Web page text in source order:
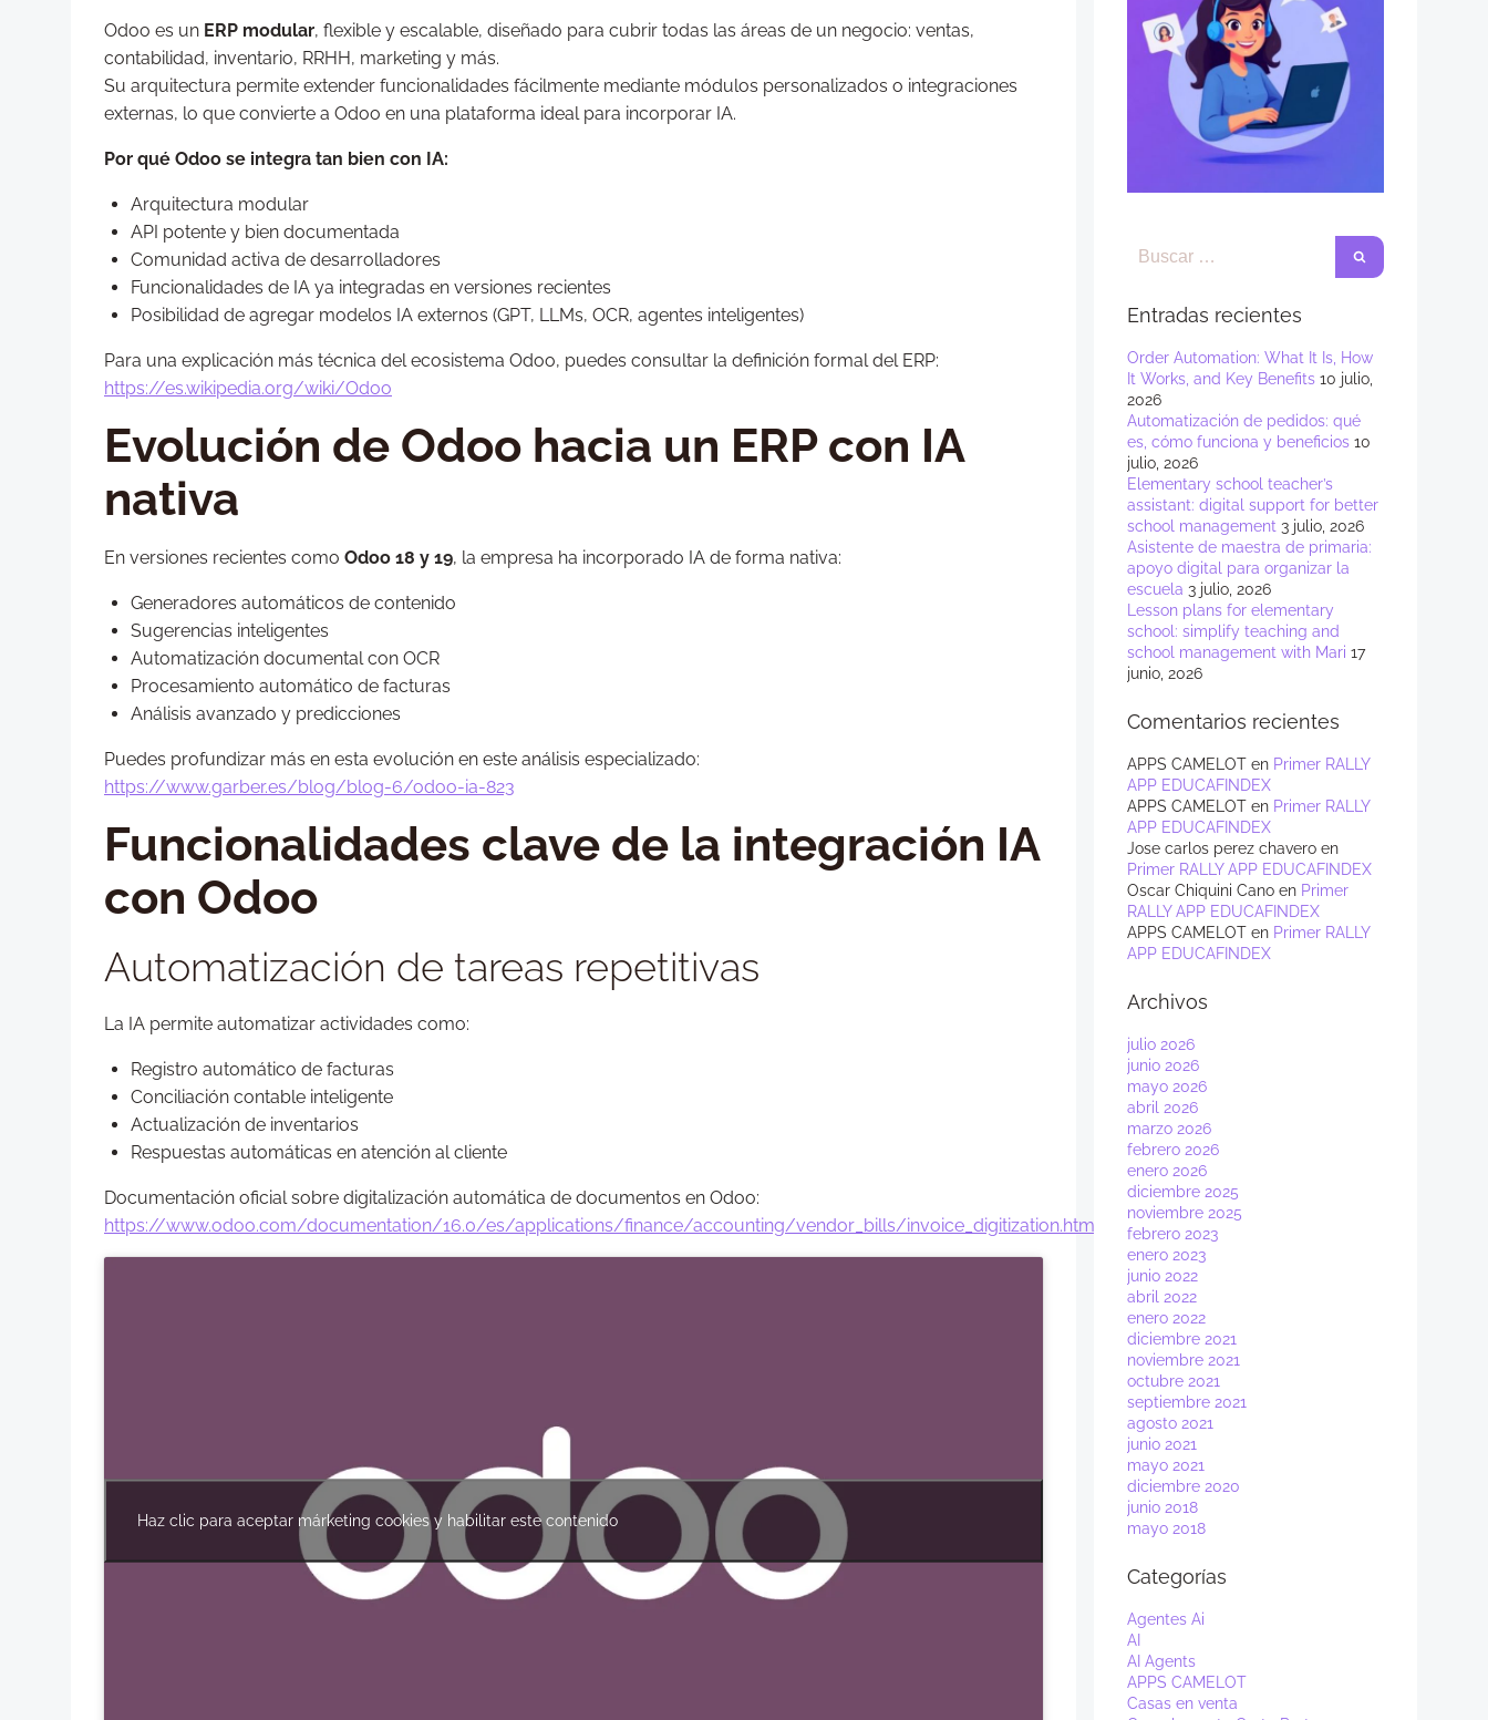
Odoo es un ERP modular, flexible y escalable, diseñado para cubrir todas las áreas de un negocio: ventas,
contabilidad, inventario, RRHH, marketing y más.
Su arquitectura permite extender funcionalidades fácilmente mediante módulos personalizados o integraciones
externas, lo que convierte a Odoo en una plataforma ideal para incorporar IA.
Por qué Odoo se integra tan bien con IA:
Arquitectura modular
API potente y bien documentada
Comunidad activa de desarrolladores
Funcionalidades de IA ya integradas en versiones recientes
Posibilidad de agregar modelos IA externos (GPT, LLMs, OCR, agentes inteligentes)
Para una explicación más técnica del ecosistema Odoo, puedes consultar la definición formal del ERP:
https://es.wikipedia.org/wiki/Odoo
Evolución de Odoo hacia un ERP con IA
nativa
En versiones recientes como Odoo 18 y 19, la empresa ha incorporado IA de forma nativa:
Generadores automáticos de contenido
Sugerencias inteligentes
Automatización documental con OCR
Procesamiento automático de facturas
Análisis avanzado y predicciones
Puedes profundizar más en esta evolución en este análisis especializado:
https://www.garber.es/blog/blog-6/odoo-ia-823
Funcionalidades clave de la integración IA
con Odoo
Automatización de tareas repetitivas
La IA permite automatizar actividades como:
Registro automático de facturas
Conciliación contable inteligente
Actualización de inventarios
Respuestas automáticas en atención al cliente
Documentación oficial sobre digitalización automática de documentos en Odoo:
https://www.odoo.com/documentation/16.0/es/applications/finance/accounting/vendor_bills/invoice_digitization.html
Haz clic para aceptar márketing cookies y habilitar este contenido
Entradas recientes
Order Automation: What It Is, How
It Works, and Key Benefits 10 julio,
2026
Automatización de pedidos: qué
es, cómo funciona y beneficios 10
julio, 2026
Elementary school teacher’s
assistant: digital support for better
school management 3 julio, 2026
Asistente de maestra de primaria:
apoyo digital para organizar la
escuela 3 julio, 2026
Lesson plans for elementary
school: simplify teaching and
school management with Mari 17
junio, 2026
Comentarios recientes
APPS CAMELOT en Primer RALLY
APP EDUCAFINDEX
APPS CAMELOT en Primer RALLY
APP EDUCAFINDEX
Jose carlos perez chavero en
Primer RALLY APP EDUCAFINDEX
Oscar Chiquini Cano en Primer
RALLY APP EDUCAFINDEX
APPS CAMELOT en Primer RALLY
APP EDUCAFINDEX
Archivos
julio 2026
junio 2026
mayo 2026
abril 2026
marzo 2026
febrero 2026
enero 2026
diciembre 2025
noviembre 2025
febrero 2023
enero 2023
junio 2022
abril 2022
enero 2022
diciembre 2021
noviembre 2021
octubre 2021
septiembre 2021
agosto 2021
junio 2021
mayo 2021
diciembre 2020
junio 2018
mayo 2018
Categorías
Agentes Ai
AI
AI Agents
APPS CAMELOT
Casas en venta